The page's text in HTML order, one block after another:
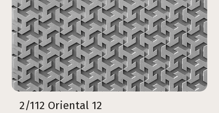
2/112 Oriental 12